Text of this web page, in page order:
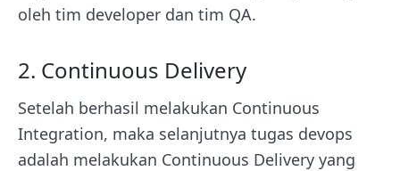
oleh tim developer dan tim QA.
2. Continuous Delivery
Setelah berhasil melakukan Continuous
Integration, maka selanjutnya tugas devops
adalah melakukan Continuous Delivery yang